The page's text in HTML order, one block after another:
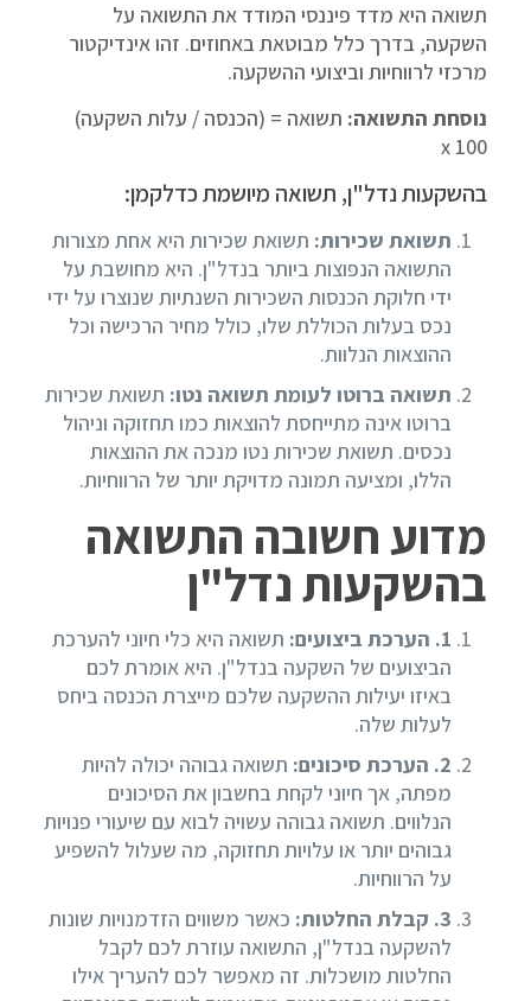
תשואה היא מדד פיננסי המודד את התשואה על
השקעה, בדרך כלל מבוטאת באחוזים. זהו אינדיקטור
מרכזי לרווחיות וביצועי ההשקעה.
נוסחת התשואה: תשואה = (הכנסה / עלות השקעה)
100 x
בהשקעות נדל"ן, תשואה מיושמת כדלקמן:
תשואת שכירות: תשואת שכירות היא אחת מצורות
התשואה הנפוצות ביותר בנדל"ן. היא מחושבת על
ידי חלוקת הכנסות השכירות השנתיות שנוצרו על ידי
נכס בעלות הכוללת שלו, כולל מחיר הרכישה וכל
ההוצאות הנלוות.
תשואה ברוטו לעומת תשואה נטו: תשואת שכירות
ברוטו אינה מתייחסת להוצאות כמו תחזוקה וניהול
נכסים. תשואת שכירות נטו מנכה את ההוצאות
הללו, ומציעה תמונה מדויקת יותר של הרווחיות.
מדוע חשובה התשואה
בהשקעות נדל"ן
1. הערכת ביצועים: תשואה היא כלי חיוני להערכת
הביצועים של השקעה בנדל"ן. היא אומרת לכם
באיזו יעילות ההשקעה שלכם מייצרת הכנסה ביחס
לעלות שלה.
2. הערכת סיכונים: תשואה גבוהה יכולה להיות
מפתה, אך חיוני לקחת בחשבון את הסיכונים
הנלווים. תשואה גבוהה עשויה לבוא עם שיעורי פנויות
גבוהים יותר או עלויות תחזוקה, מה שעלול להשפיע
על הרווחיות.
3. קבלת החלטות: כאשר משווים הזדמנויות שונות
להשקעה בנדל"ן, התשואה עוזרת לכם לקבל
החלטות מושכלות. זה מאפשר לכם להעריך אילו